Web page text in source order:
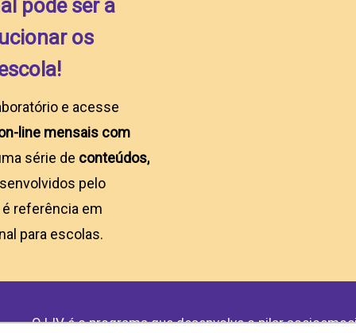
pode ser a
os
e acesse
line mensais com
série de conteúdos,
pelo
referência em
para escolas.
O LIV é o programa que desenvolve o pilar